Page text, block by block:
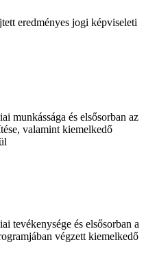
eredményes jogi képviseleti
munkássága és elsősorban az
valamint kiemelkedő
tevékenysége és elsősorban a
végzett kiemelkedő